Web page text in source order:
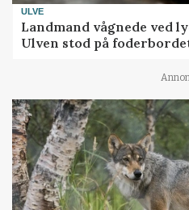
ULVE
Landmand vågnede ved
Ulven stod på